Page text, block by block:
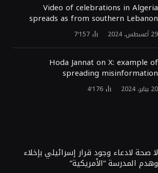
Video of celebrations in Algeria
spreads as from southern Lebanon
29 أغسطس، 2024 7٬157
Hoda Jannat on X: example of
spreading misinformation
20 يناير، 2024 4٬176
لا صحة لادعاء وجود قرار إسرائيلي بإخلاء
وهدم المدرسة “الأمريكية”